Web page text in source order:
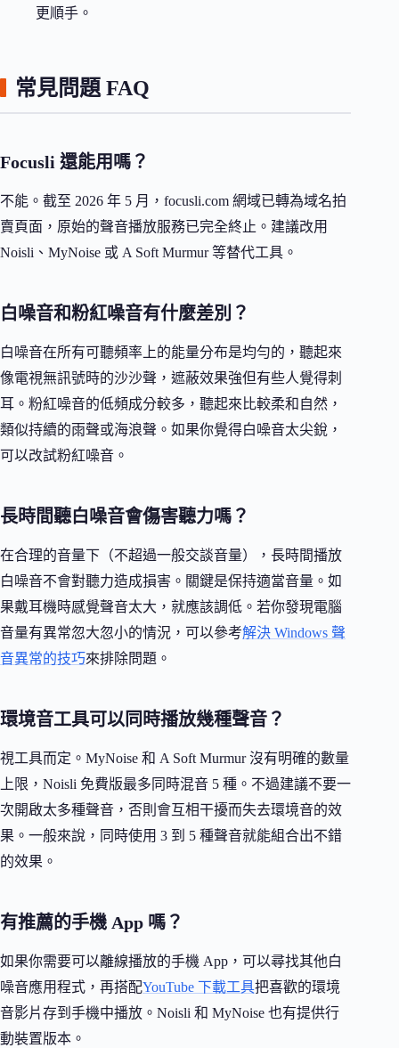
更順手。
常見問題 FAQ
Focusli 還能用嗎？
不能。截至 2026 年 5 月，focusli.com 網域已轉為域名拍
賣頁面，原始的聲音播放服務已完全終止。建議改用
Noisli、MyNoise 或 A Soft Murmur 等替代工具。
白噪音和粉紅噪音有什麼差別？
白噪音在所有可聽頻率上的能量分布是均勻的，聽起來
像電視無訊號時的沙沙聲，遮蔽效果強但有些人覺得刺
耳。粉紅噪音的低頻成分較多，聽起來比較柔和自然，
類似持續的雨聲或海浪聲。如果你覺得白噪音太尖銳，
可以改試粉紅噪音。
長時間聽白噪音會傷害聽力嗎？
在合理的音量下（不超過一般交談音量），長時間播放
白噪音不會對聽力造成損害。關鍵是保持適當音量。如
果戴耳機時感覺聲音太大，就應該調低。若你發現電腦
音量有異常忽大忽小的情況，可以參考解決 Windows 聲
音異常的技巧來排除問題。
環境音工具可以同時播放幾種聲音？
視工具而定。MyNoise 和 A Soft Murmur 沒有明確的數量
上限，Noisli 免費版最多同時混音 5 種。不過建議不要一
次開啟太多種聲音，否則會互相干擾而失去環境音的效
果。一般來說，同時使用 3 到 5 種聲音就能組合出不錯
的效果。
有推薦的手機 App 嗎？
如果你需要可以離線播放的手機 App，可以尋找其他白
噪音應用程式，再搭配YouTube 下載工具把喜歡的環境
音影片存到手機中播放。Noisli 和 MyNoise 也有提供行
動裝置版本。